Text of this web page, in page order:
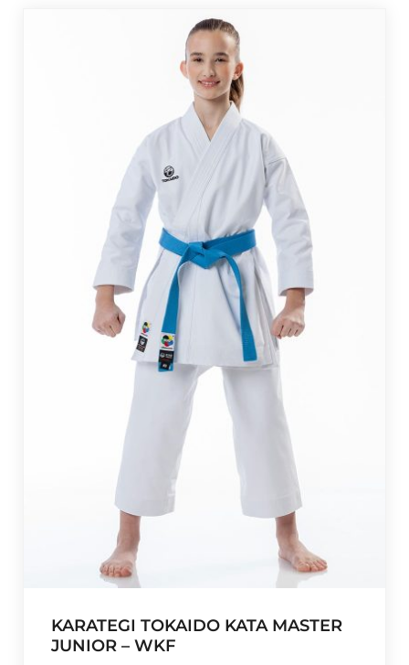
KARATEGI TOKAIDO KATA MASTER
JUNIOR – WKF